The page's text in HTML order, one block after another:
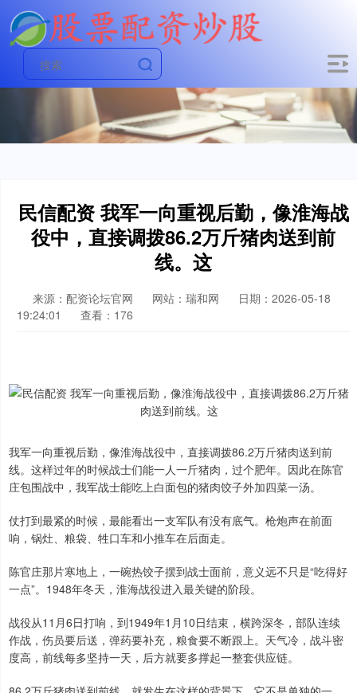
民信配资 我军一向重视后勤，像淮海战
役中，直接调拨86.2万斤猪肉送到前
线。这
来源：配资论坛官网 网站：瑞和网
日期：2026-05-18
19:24:01
查看：176
我军一向重视后勤，像淮海战役中，直接调拨86.2万斤猪肉送到前
线。这样过年的时候战士们能一人一斤猪肉，过个肥年。因此在陈官
庄包围战中，我军战士能吃上白面包的猪肉饺子外加四菜一汤。
仗打到最紧的时候，最能看出一支军队有没有底气。枪炮声在前面
响，锅灶、粮袋、牲口车和小推车在后面走。
陈官庄那片寒地上，一碗热饺子摆到战士面前，意义远不只是“吃得好
一点”。1948年冬天，淮海战役进入最关键的阶段。
战役从11月6日打响，到1949年1月10日结束，横跨深冬，部队连续
作战，伤员要后送，弹药要补充，粮食要不断跟上。天气冷，战斗密
度高，前线每多坚持一天，后方就要多撑起一整套供应链。